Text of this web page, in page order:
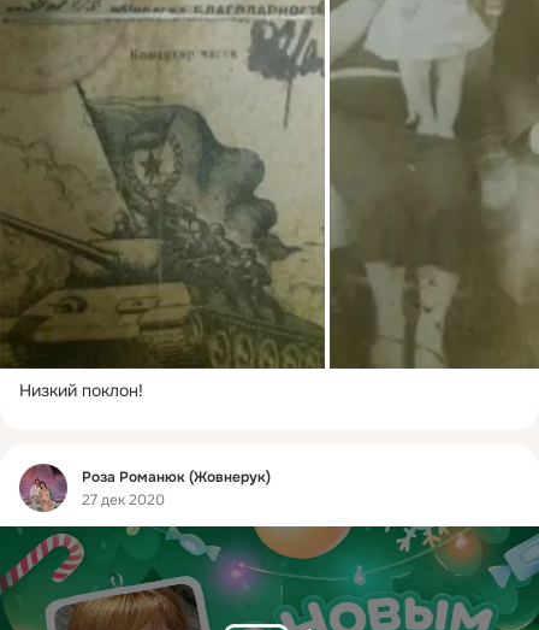
Низкий поклон!
Фид
Роза Романюк (Жовнерук)
27 дек 2020